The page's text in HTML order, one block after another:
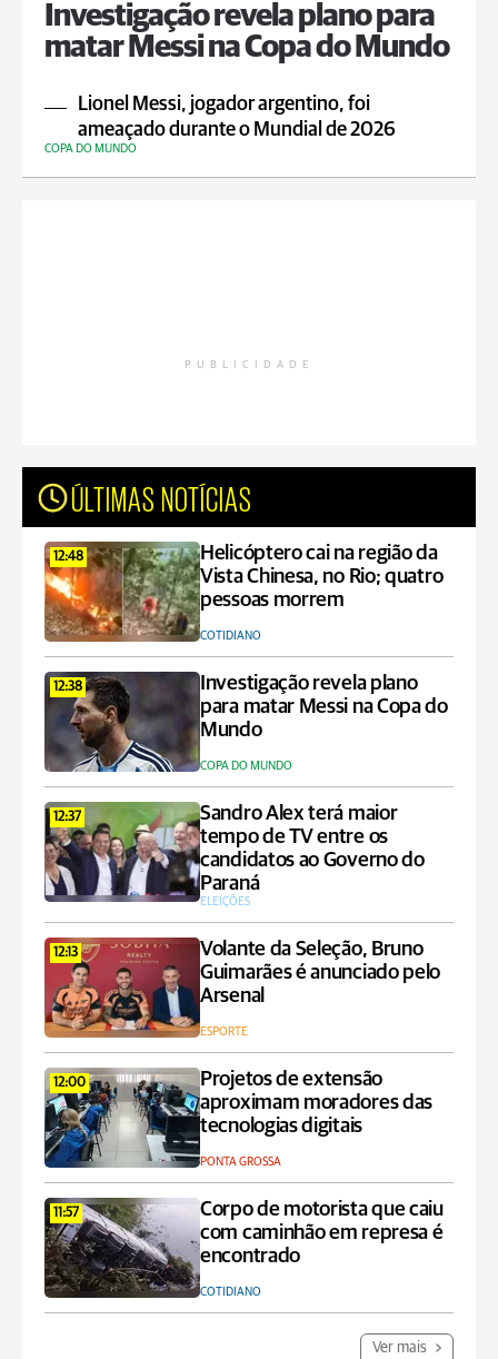
Investigação revela plano para
matar Messi na Copa do Mundo
Lionel Messi, jogador argentino, foi
ameaçado durante o Mundial de 2026
COPA DO MUNDO
PUBLICIDADE
ÚLTIMAS NOTÍCIAS
12:48
Helicóptero cai na região da
Vista Chinesa, no Rio; quatro
pessoas morrem
COTIDIANO
12:38
Investigação revela plano
para matar Messi na Copa do
Mundo
COPA DO MUNDO
12:37
Sandro Alex terá maior
tempo de TV entre os
candidatos ao Governo do
Paraná
ELEIÇÕES
12:13
Volante da Seleção, Bruno
Guimarães é anunciado pelo
Arsenal
ESPORTE
12:00
Projetos de extensão
aproximam moradores das
tecnologias digitais
PONTA GROSSA
11:57
Corpo de motorista que caiu
com caminhão em represa é
encontrado
COTIDIANO
Ver mais